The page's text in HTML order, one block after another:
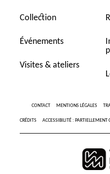
Collection
Événements
Visites & ateliers
CONTACT MENTIONS LÉGALES
CRÉDITS ACCESSIBILITÉ :